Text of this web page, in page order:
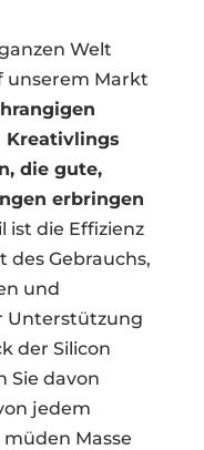
Welt
unserem Markt
Kreativlings
die gute,
erbringen
ist die Effizienz
des Gebrauchs,
und
Unterstützung
der Silicon
Sie davon
jedem
Masse